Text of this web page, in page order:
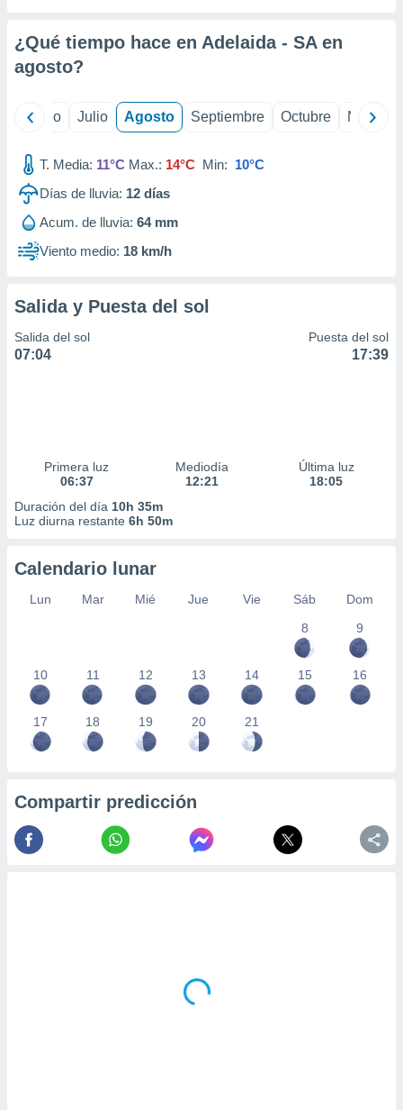
e
de
¿Qué tiempo hace en Adelaida - SA en
agosto?
Junio Julio Agosto Septiembre Octubre
T. Media: 11°C Max.: 14°C Min: 10°C
Días de lluvia: 12 días
Acum. de lluvia: 64 mm
Viento medio: 18 km/h
Salida y Puesta del sol
Salida del sol
07:04
Puesta del sol
17:39
Primera luz
06:37
Mediodía
12:21
Última luz
18:05
Duración del día 10h 35m
Luz diurna restante 6h 50m
Calendario lunar
Lun Mar Mié Jue Vie Sáb
Dom
8
9
10 11 12 13 14 15 16
17 18 19 20 21
Compartir predicción